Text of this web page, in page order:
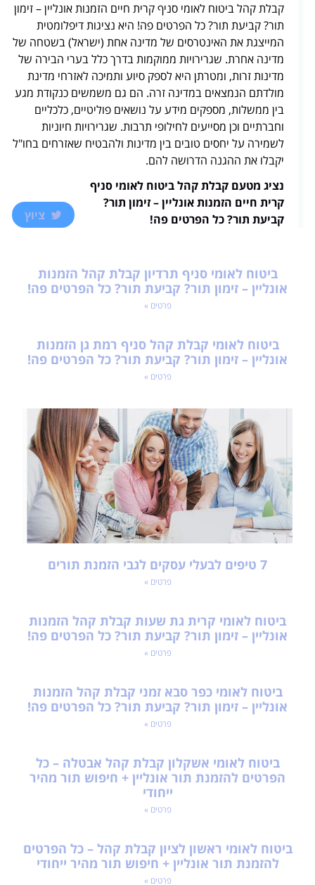
קבלת קהל ביטוח לאומי סניף קרית חיים הזמנות אונליין – זימון
תור? קביעת תור? כל הפרטים פה! היא נציגות דיפלומטית
המייצגת את האינטרסים של מדינה אחת (ישראל) בשטחה של
מדינה אחרת. שגרירויות ממוקמות בדרך כלל בערי הבירה של
מדינות זרות, ומטרתן היא לספק סיוע ותמיכה לאזרחי מדינת
מולדתם הנמצאים במדינה זרה. הם גם משמשים כנקודת מגע
בין ממשלות, מספקים מידע על נושאים פוליטיים, כלכליים
וחברתיים וכן מסייעים לחילופי תרבות. שגרירויות חיוניות
לשמירה על יחסים טובים בין מדינות ולהבטיח שאזרחים בחו"ל
יקבלו את ההגנה הדרושה להם.
נציג מטעם קבלת קהל ביטוח לאומי סניף
קרית חיים הזמנות אונליין – זימון תור?
קביעת תור? כל הפרטים פה!
ציוץ
ביטוח לאומי סניף תרדיון קבלת קהל הזמנות
אונליין – זימון תור? קביעת תור? כל הפרטים פה!
פרטים »
ביטוח לאומי קבלת קהל סניף רמת גן הזמנות
אונליין – זימון תור? קביעת תור? כל הפרטים פה!
פרטים »
7 טיפים לבעלי עסקים לגבי הזמנת תורים
פרטים »
ביטוח לאומי קרית גת שעות קבלת קהל הזמנות
אונליין – זימון תור? קביעת תור? כל הפרטים פה!
פרטים »
ביטוח לאומי כפר סבא זמני קבלת קהל הזמנות
אונליין – זימון תור? קביעת תור? כל הפרטים פה!
פרטים »
ביטוח לאומי אשקלון קבלת קהל אבטלה – כל
הפרטים להזמנת תור אונליין + חיפוש תור מהיר
ייחודי
פרטים »
ביטוח לאומי ראשון לציון קבלת קהל – כל הפרטים
להזמנת תור אונליין + חיפוש תור מהיר ייחודי
פרטים »